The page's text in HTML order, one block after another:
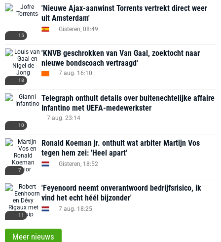
15
'Nieuwe Ajax-aanwinst Torrents vertrekt direct weer
uit Amsterdam'
Gisteren, 08:49
18
'KNVB geschrokken van Van Gaal, zoektocht naar
nieuwe bondscoach vertraagd'
7 aug. 16:10
10
Telegraph onthult details over buitenechtelijke affaire
Infantino met UEFA-medewerkster
7 aug. 23:14
7
Ronald Koeman jr. onthult wat arbiter Martijn Vos
tegen hem zei: 'Heel apart'
Gisteren, 18:52
11
'Feyenoord neemt onverantwoord bedrijfsrisico, ik
vind het echt héél bijzonder'
7 aug. 18:25
Meer nieuws